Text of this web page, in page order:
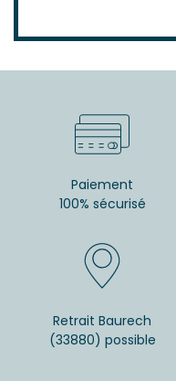
Paiement
100% sécurisé
Retrait Baurech
(33880) possible